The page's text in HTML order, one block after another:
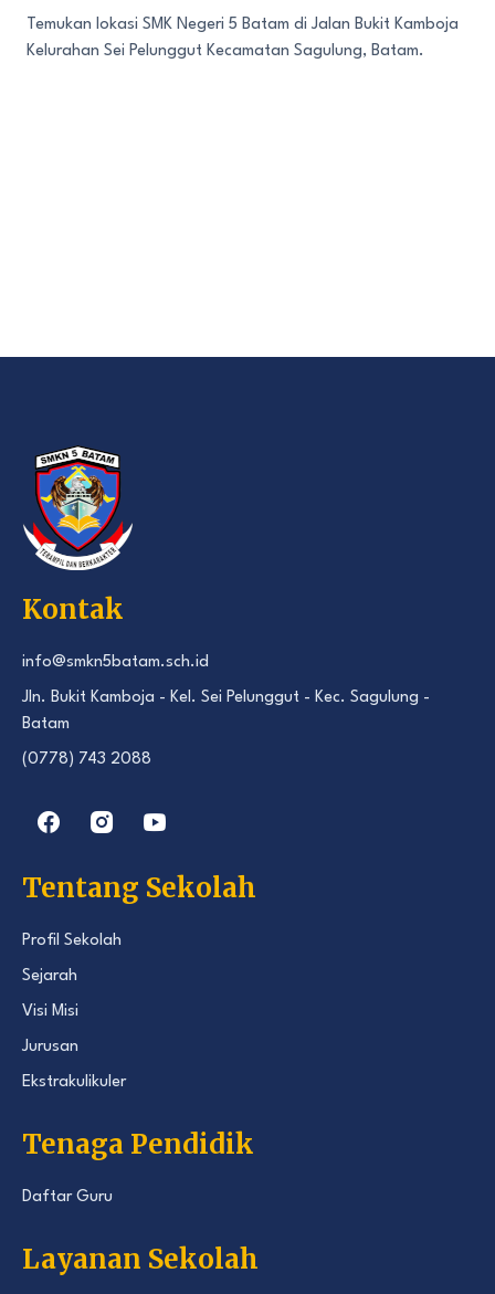
Temukan lokasi SMK Negeri 5 Batam di Jalan Bukit Kamboja
Kelurahan Sei Pelunggut Kecamatan Sagulung, Batam.
Kontak
info@smkn5batam.sch.id
Jln. Bukit Kamboja - Kel. Sei Pelunggut - Kec. Sagulung -
Batam
(0778) 743 2088
Tentang Sekolah
Profil Sekolah
Sejarah
Visi Misi
Jurusan
Ekstrakulikuler
Tenaga Pendidik
Daftar Guru
Layanan Sekolah